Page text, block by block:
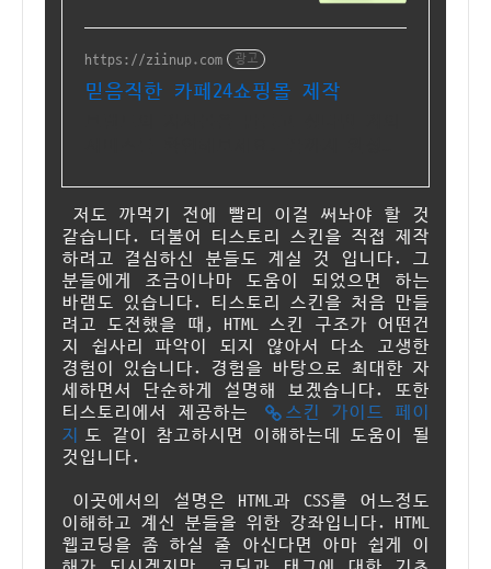
료 템플릿!
https://ziinup.com 광고
믿음직한 카페24쇼핑몰 제작
저도 까먹기 전에 빨리 이걸 써놔야 할 것
같습니다. 더불어 티스토리 스킨을 직접 제작
하려고 결심하신 분들도 계실 것 입니다. 그
분들에게 조금이나마 도움이 되었으면 하는
바램도 있습니다. 티스토리 스킨을 처음 만들
려고 도전했을 때, HTML 스킨 구조가 어떤건
지 쉽사리 파악이 되지 않아서 다소 고생한
경험이 있습니다. 경험을 바탕으로 최대한 자
세하면서 단순하게 설명해 보겠습니다. 또한
티스토리에서 제공하는
스킨 가이드 페이
지
도 같이 참고하시면 이해하는데 도움이 될
것입니다.
이곳에서의 설명은 HTML과 CSS를 어느정도
이해하고 계신 분들을 위한 강좌입니다. HTML
웹코딩을 좀 하실 줄 아신다면 아마 쉽게 이